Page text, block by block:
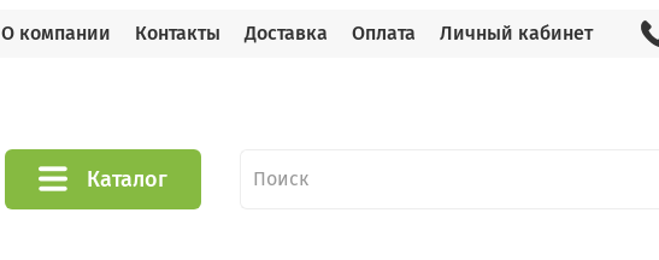
О компании Контакты Доставка Оплата Личный кабинет
Каталог